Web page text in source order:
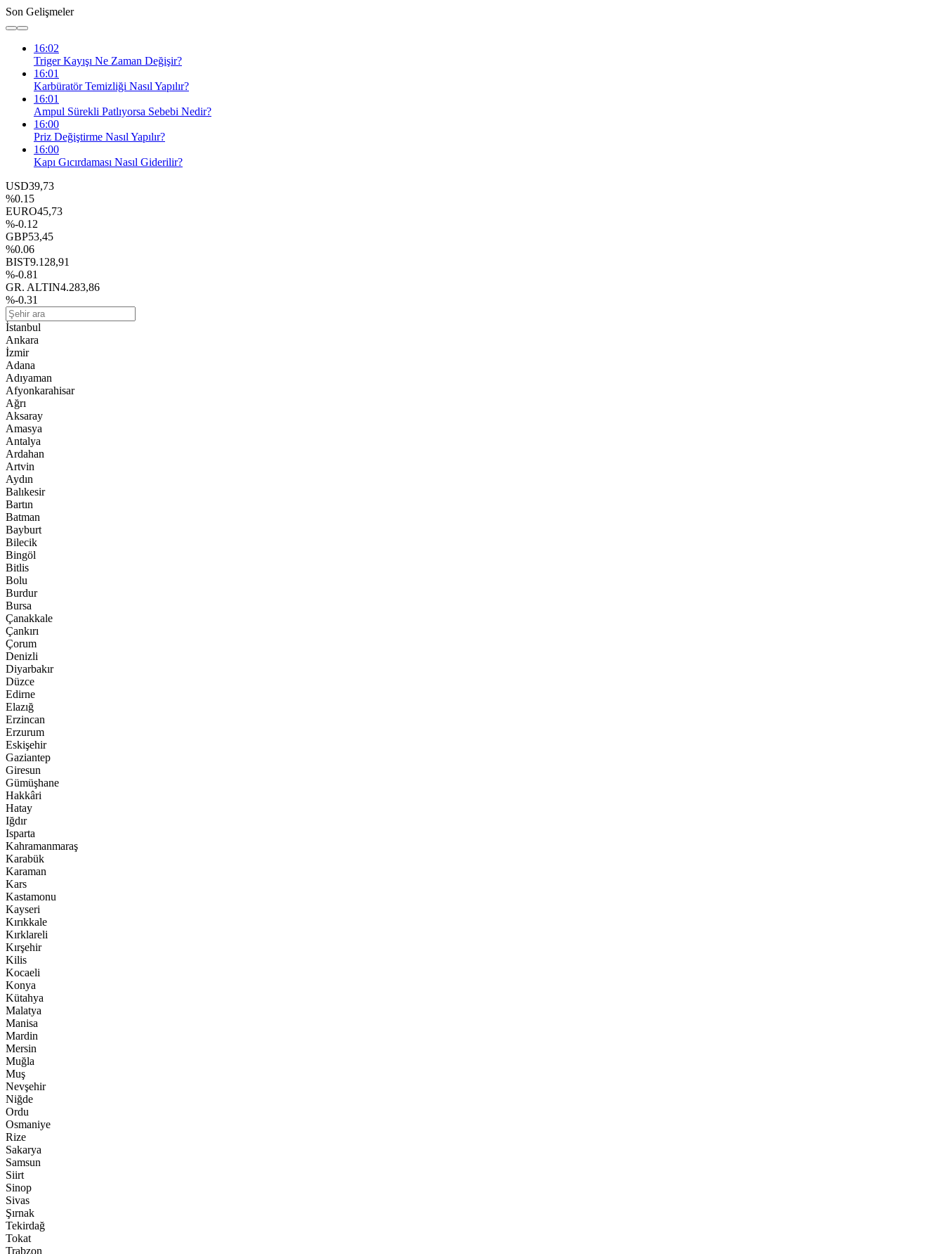
Son Gelişmeler
16:02
Triger Kayışı Ne Zaman Değişir?
16:01
Karbüratör Temizliği Nasıl Yapılır?
16:01
Ampul Sürekli Patlıyorsa Sebebi Nedir?
16:00
Priz Değiştirme Nasıl Yapılır?
16:00
Kapı Gıcırdaması Nasıl Giderilir?
USD39,73
%0.15
EURO45,73
%-0.12
GBP53,45
%0.06
BIST9.128,91
%-0.81
GR. ALTIN4.283,86
%-0.31
İstanbul
Ankara
İzmir
Adana
Adıyaman
Afyonkarahisar
Ağrı
Aksaray
Amasya
Antalya
Ardahan
Artvin
Aydın
Balıkesir
Bartın
Batman
Bayburt
Bilecik
Bingöl
Bitlis
Bolu
Burdur
Bursa
Çanakkale
Çankırı
Çorum
Denizli
Diyarbakır
Düzce
Edirne
Elazığ
Erzincan
Erzurum
Eskişehir
Gaziantep
Giresun
Gümüşhane
Hakkâri
Hatay
Iğdır
Isparta
Kahramanmaraş
Karabük
Karaman
Kars
Kastamonu
Kayseri
Kırıkkale
Kırklareli
Kırşehir
Kilis
Kocaeli
Konya
Kütahya
Malatya
Manisa
Mardin
Mersin
Muğla
Muş
Nevşehir
Niğde
Ordu
Osmaniye
Rize
Sakarya
Samsun
Siirt
Sinop
Sivas
Şırnak
Tekirdağ
Tokat
Trabzon